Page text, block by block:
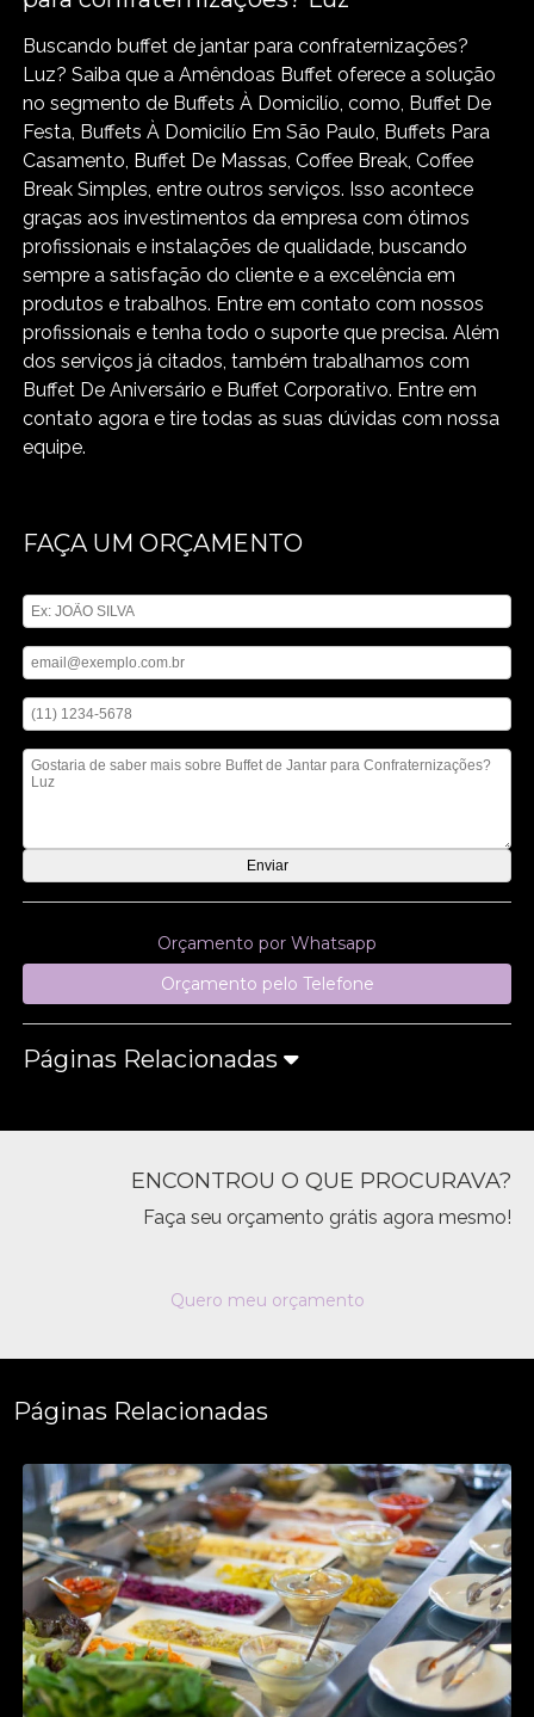
Buscando buffet de jantar para confraternizações?
Luz? Saiba que a Amêndoas Buffet oferece a solução
no segmento de Buffets À Domicilío, como, Buffet De
Festa, Buffets À Domicilío Em São Paulo, Buffets Para
Casamento, Buffet De Massas, Coffee Break, Coffee
Break Simples, entre outros serviços. Isso acontece
graças aos investimentos da empresa com ótimos
profissionais e instalações de qualidade, buscando
sempre a satisfação do cliente e a excelência em
produtos e trabalhos. Entre em contato com nossos
profissionais e tenha todo o suporte que precisa. Além
dos serviços já citados, também trabalhamos com
Buffet De Aniversário e Buffet Corporativo. Entre em
contato agora e tire todas as suas dúvidas com nossa
equipe.
FAÇA UM ORÇAMENTO
Orçamento por Whatsapp
Orçamento pelo Telefone
Páginas Relacionadas
ENCONTROU O QUE PROCURAVA?
Faça seu orçamento grátis agora mesmo!
Quero meu orçamento
Páginas Relacionadas